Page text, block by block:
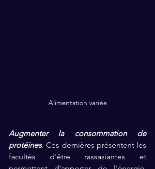
Alimentation variée
Augmenter la consommation de
protéines. Ces dernières présentent les
facultés d'être rassasiantes et